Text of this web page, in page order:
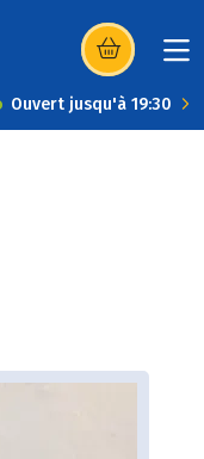
(s’ouvre dans
Ouvert jusqu'à 19:30